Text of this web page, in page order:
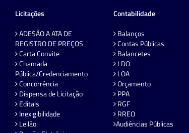
Licitações
ADESÃO A ATA DE
REGISTRO DE PREÇOS
Carta Convite
Chamada
Pública/Credenciamento
Concorrência
Dispensa de Licitação
Editais
Inexigibilidade
Leilão
Contabilidade
Balanços
Contas Públicas
Balancetes
LDO
LOA
Orçamento
PPA
RGF
RREO
Audiências Públicas